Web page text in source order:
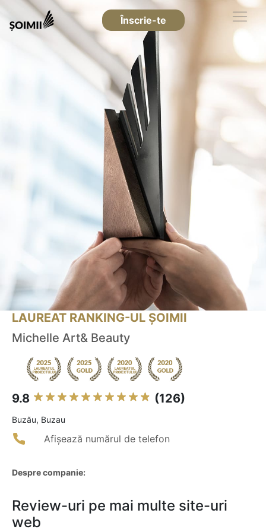
Înscrie-te
LAUREAT RANKING-UL ȘOIMII
Michelle Art& Beauty
9.8 (126)
Buzău, Buzau
Afișează numărul de telefon
Despre companie:
Review-uri pe mai multe site-uri
web